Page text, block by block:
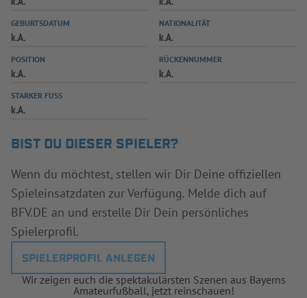
SPIELPLUS
GEBURTSDATUM
k.A.
NATIONALITÄT
k.A.
POSITION
k.A.
RÜCKENNUMMER
k.A.
STARKER FUSS
k.A.
BIST DU DIESER SPIELER?
Wenn du möchtest, stellen wir Dir Deine offiziellen
Spieleinsatzdaten zur Verfügung. Melde dich auf
BFV.DE an und erstelle Dir Dein persönliches
Spielerprofil.
SPIELERPROFIL ANLEGEN
Wir zeigen euch die spektakulärsten Szenen aus Bayerns
Amateurfußball, jetzt reinschauen!